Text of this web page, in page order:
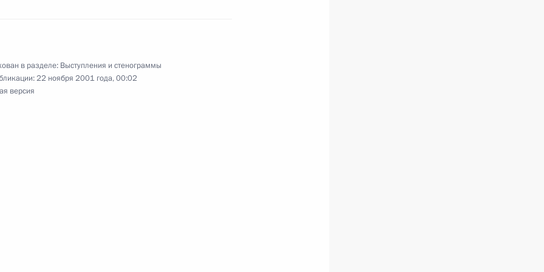
обороны
в разделе: Выступления и стенограммы
22 ноября 2001 года, 00:02
версия